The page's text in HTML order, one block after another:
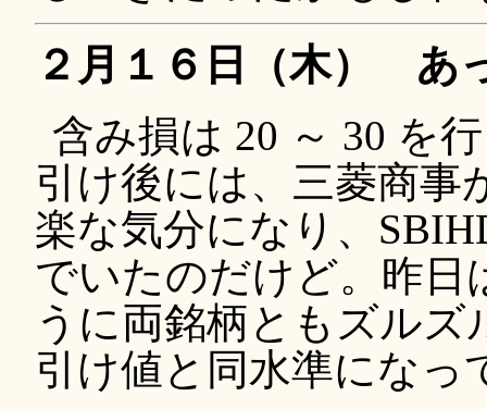
２月１６日（木） あ
含み損は 20 ～ 30 を
引け後には、三菱商事
楽な気分になり、
でいたのだけど。昨日
うに両銘柄ともズル
引け値と同水準になっ